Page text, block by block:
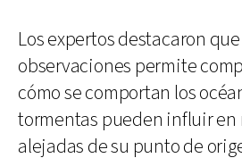
Los expertos destacaron
observaciones permite
cómo se comportan los
tormentas pueden influir en
alejadas de su punto de